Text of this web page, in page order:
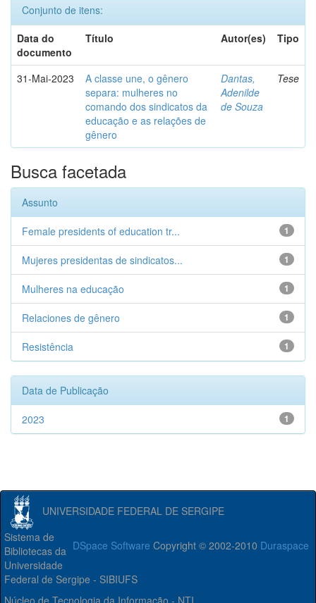
Conjunto de itens:
Data do
documento
Título Autor(es) Tipo
31-Mai-2023
A classe une, o gênero
separa: mulheres no
comando dos sindicatos da
educação e as relações de
gênero
Dantas,
Adenilde
de Souza
Tese
Busca facetada
Assunto
1
Female presidents of education tr...
1
Mujeres presidentas de sindicatos...
1
Mulheres na educação
1
Relaciones de gênero
1
Resistência
Data de Publicação
1
2023
UNIVERSIDADE FEDERAL DE SERGIPE
DSpace Software Copyright © 2002-2010 Duraspace
Sistema de
Bibliotecas da
Universidade
Federal de Sergipe - SIBIUFS
Núcleo de Tecnologia da Informação - NTI